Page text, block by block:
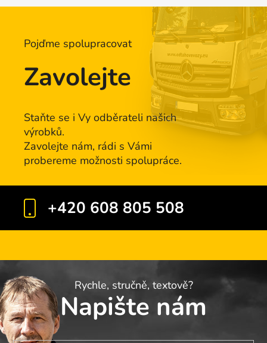
Pojďme spolupracovat
Zavolejte
Staňte se i Vy odběrateli našich
výrobků.
Zavolejte nám, rádi s Vámi
probereme možnosti spolupráce.
+420 608 805 508
Rychle, stručně, textově?
Napište nám